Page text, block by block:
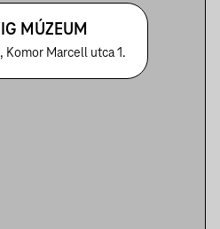
MÚZEUM
Komor Marcell utca 1.